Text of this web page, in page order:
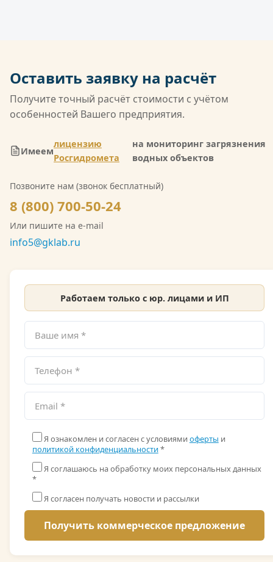
того, компания имеет лицензию Росгидромета
(Л039-00117-77/02547257) на деятельность в
области гидрометеорологии, включающую
водных объектов и почв. Также имеется допуск
СРО на выполнение инженерно-экологических
Росгидромета можно ознакомиться на сайте.
Оставить заявку на расчёт
Получите точный расчёт стоимости с учётом
особенностей Вашего предприятия.
Имеем
лицензию
Росгидромета
на мониторинг загрязнения
водных объектов
Позвоните нам (звонок бесплатный)
8 (800) 700-50-24
Или пишите на e-mail
info5@gklab.ru
Работаем только с юр. лицами и ИП
Я ознакомлен и согласен с условиями оферты и
политикой конфиденциальности*
Я соглашаюсь на обработку моих персональных данных
*
Я согласен получать новости и рассылки